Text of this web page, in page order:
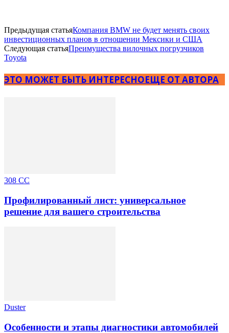
Предыдущая статьяКомпания BMW не будет менять своих
инвестиционных планов в отношении Мексики и США
Следующая статьяПреимущества вилочных погрузчиков
Toyota
ЭТО МОЖЕТ БЫТЬ ИНТЕРЕСНОЕЩЕ ОТ АВТОРА
308 CC
Профилированный лист: универсальное
решение для вашего строительства
Duster
Особенности и этапы диагностики автомобилей